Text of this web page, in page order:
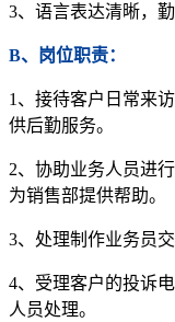
3、语言表达清晰，
B、岗位职责：
1、接待客户日常来
供后勤服务。
2、协助业务人员进
为销售部提供帮助。
3、处理制作业务员
4、受理客户的投诉
人员处理。